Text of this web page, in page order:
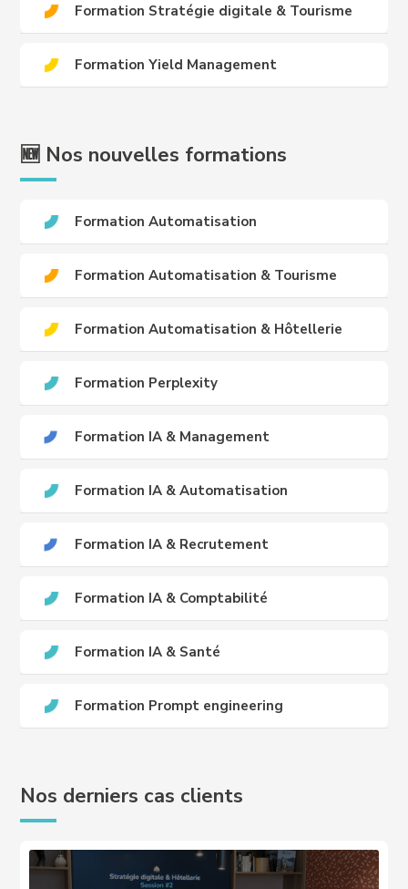
Formation Stratégie digitale & Tourisme
Formation Yield Management
🆕 Nos nouvelles formations
Formation Automatisation
Formation Automatisation & Tourisme
Formation Automatisation & Hôtellerie
Formation Perplexity
Formation IA & Management
Formation IA & Automatisation
Formation IA & Recrutement
Formation IA & Comptabilité
Formation IA & Santé
Formation Prompt engineering
Nos derniers cas clients